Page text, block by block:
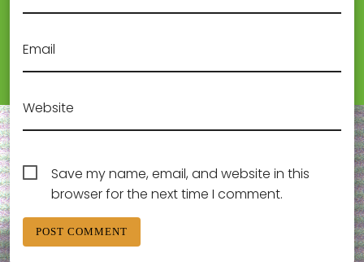
Email
Website
Save my name, email, and website in this
browser for the next time I comment.